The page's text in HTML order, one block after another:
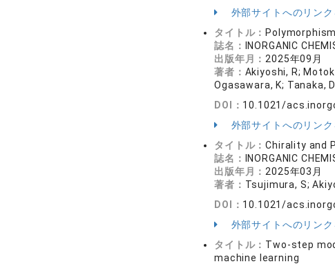
外部サイトへのリン
タイトル：
誌名：
INORGANIC
出版年月： 2025年09月
著者： Akiyoshi, R;
Ogasawara, K; Tanaka, D
DOI： 10.1021/
外部サイトへのリン
タイトル：Chirality and
誌名：
INORGANIC
出版年月： 2025年03月
著者： Tsujimura, S;
DOI： 10.1021/
外部サイトへのリン
タイトル： Two-step
machine learning